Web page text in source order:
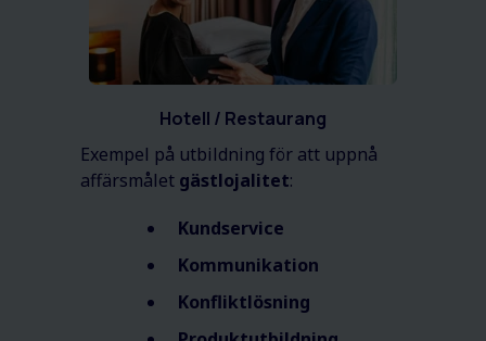
Hotell / Restaurang
Exempel på utbildning för att uppnå
affärsmålet gästlojalitet:
Kundservice
Kommunikation
Konfliktlösning